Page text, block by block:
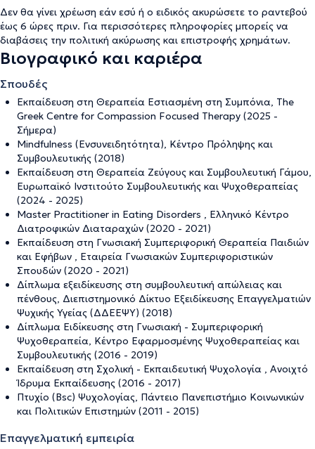
Δεν θα γίνει χρέωση εάν εσύ ή ο ειδικός ακυρώσετε το ραντεβού
έως 6 ώρες πριν. Για περισσότερες πληροφορίες μπορείς να
διαβάσεις την πολιτική ακύρωσης και επιστροφής χρημάτων.
Βιογραφικό και καριέρα
Σπουδές
Εκπαίδευση στη Θεραπεία Εστιασμένη στη Συμπόνια, The
Greek Centre for Compassion Focused Therapy (2025 -
Σήμερα)
Mindfulness (Ενσυνειδητότητα), Κέντρο Πρόληψης και
Συμβουλευτικής (2018)
Εκπαίδευση στη Θεραπεία Ζεύγους και Συμβουλευτική Γάμου,
Ευρωπαϊκό Ινστιτούτο Συμβουλευτικής και Ψυχοθεραπείας
(2024 - 2025)
Master Practitioner in Eating Disorders , Ελληνικό Κέντρο
Διατροφικών Διαταραχών (2020 - 2021)
Εκπαίδευση στη Γνωσιακή Συμπεριφορική Θεραπεία Παιδιών
και Εφήβων , Εταιρεία Γνωσιακών Συμπεριφοριστικών
Σπουδών (2020 - 2021)
Δίπλωμα εξειδίκευσης στη συμβουλευτική απώλειας και
πένθους, Διεπιστημονικό Δίκτυο Εξειδίκευσης Επαγγελματιών
Ψυχικής Υγείας (ΔΔΕΕΨΥ) (2018)
Δίπλωμα Ειδίκευσης στη Γνωσιακή - Συμπεριφορική
Ψυχοθεραπεία, Κέντρο Εφαρμοσμένης Ψυχοθεραπείας και
Συμβουλευτικής (2016 - 2019)
Εκπαίδευση στη Σχολική - Εκπαιδευτική Ψυχολογία , Ανοιχτό
Ίδρυμα Εκπαίδευσης (2016 - 2017)
Πτυχίο (Bsc) Ψυχολογίας, Πάντειο Πανεπιστήμιο Κοινωνικών
και Πολιτικών Επιστημών (2011 - 2015)
Επαγγελματική εμπειρία